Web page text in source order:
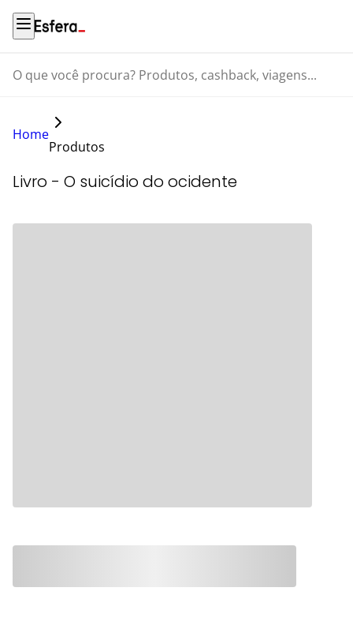
O que você procura? Produtos, cashback, viagens...
Home
Produtos
Livro - O suicídio do ocidente